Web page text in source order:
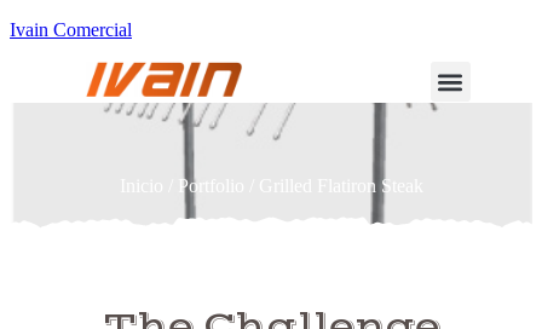
Ivain Comercial
Portfolio / Grilled Flatiron Steak